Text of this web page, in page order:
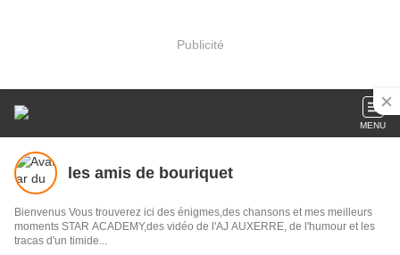
Publicité
MENU
les amis de bouriquet
Bienvenus Vous trouverez ici des énigmes,des chansons et mes meilleurs
moments STAR ACADEMY,des vidéo de l'AJ AUXERRE, de l'humour et les
tracas d'un timide...